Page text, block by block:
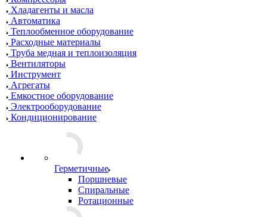
Хладагенты и масла
Автоматика
Теплообменное оборудование
Расходные материалы
Труба медная и теплоизоляция
Вентиляторы
Инструмент
Агрегаты
Емкостное оборудование
Электрооборудование
Кондиционирование
Герметичные
Поршневые
Спиральные
Ротационные